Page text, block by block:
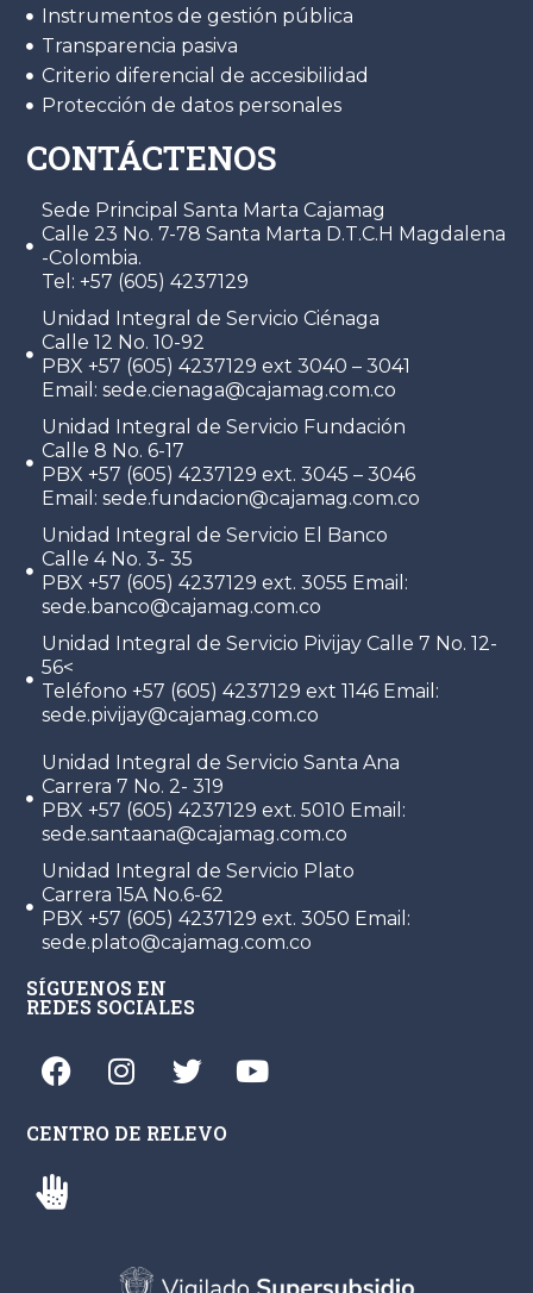
Instrumentos de gestión pública
Transparencia pasiva
Criterio diferencial de accesibilidad
Protección de datos personales
CONTÁCTENOS
Sede Principal Santa Marta Cajamag
Calle 23 No. 7-78 Santa Marta D.T.C.H Magdalena
-Colombia.
Tel: +57 (605) 4237129
Unidad Integral de Servicio Ciénaga
Calle 12 No. 10-92
PBX +57 (605) 4237129 ext 3040 – 3041
Email: sede.cienaga@cajamag.com.co
Unidad Integral de Servicio Fundación
Calle 8 No. 6-17
PBX +57 (605) 4237129 ext. 3045 – 3046
Email: sede.fundacion@cajamag.com.co
Unidad Integral de Servicio El Banco
Calle 4 No. 3- 35
PBX +57 (605) 4237129 ext. 3055 Email:
sede.banco@cajamag.com.co
Unidad Integral de Servicio Pivijay Calle 7 No. 12-
56<
Teléfono +57 (605) 4237129 ext 1146 Email:
sede.pivijay@cajamag.com.co
Unidad Integral de Servicio Santa Ana
Carrera 7 No. 2- 319
PBX +57 (605) 4237129 ext. 5010 Email:
sede.santaana@cajamag.com.co
Unidad Integral de Servicio Plato
Carrera 15A No.6-62
PBX +57 (605) 4237129 ext. 3050 Email:
sede.plato@cajamag.com.co
SÍGUENOS EN
REDES SOCIALES
CENTRO DE RELEVO